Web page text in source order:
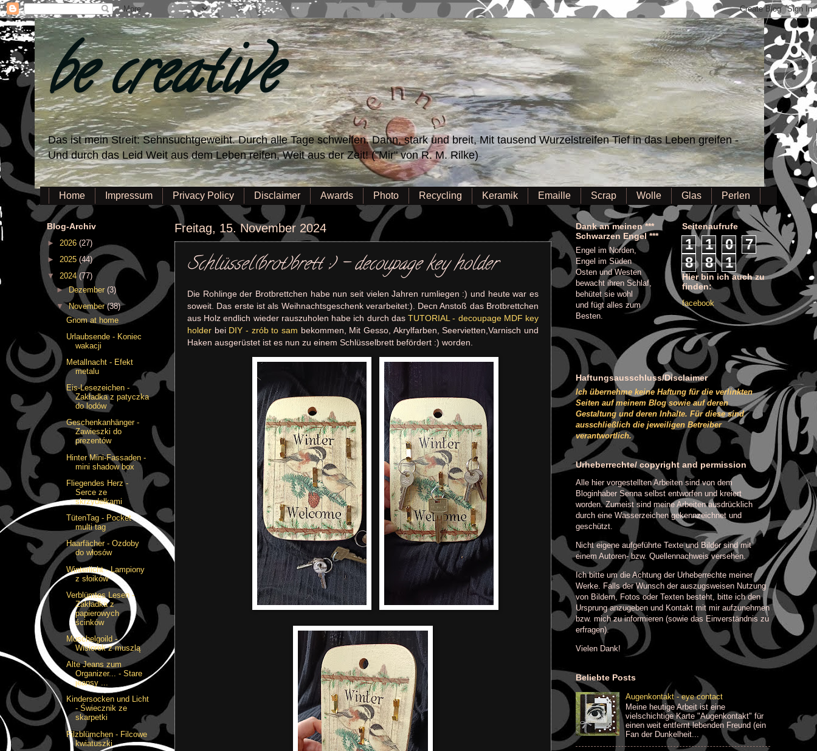
be creative
Das ist mein Streit: Sehnsuchtgeweiht. Durch alle Tage schweifen. Dann, stark und breit, Mit tausend Wurzelstreifen Tief in das Leben greifen -
Und durch das Leid Weit aus dem Leben reifen, Weit aus der Zeit! ("Mir" von R. M. Rilke)
Home Impressum Privacy Policy Disclaimer Awards Photo Recycling Keramik Emaille Scrap Wolle Glas Perlen
Freitag, 15. November 2024
Schlüssel(brot)brett :) - decoupage key holder
Die Rohlinge der Brotbrettchen habe nun seit vielen Jahren rumliegen :) und heute war es
soweit. Das erste ist als Weihnachtsgeschenk verarbeitet:). Decn Anstoß das Brotbrettchen
aus Holz endlich wieder rauszuholen habe ich durch dasTUTORIAL - decoupage MDF key
holder bei DIY - zrób to sam bekommen, Mit Gesso, Akrylfarben, Seervietten,Varnisch und
Haken ausgerüstet ist es nun zu einem Schlüsselbrett befördert :) worden.
Blog-Archiv
► 2026 (27)
► 2025 (44)
▼ 2024 (77)
►Dezember(3)
▼November(38)
Gnom at home
Urlaubsende - Koniec
wakacji
Metallnacht - Efekt
metalu
Eis-Lesezeichen -
Zakładka z patyczka
do lodów
Geschenkanhänger -
Zawieszki do
prezentów
Hinter Mini-Fassaden -
mini shadow box
Fliegendes Herz -
Serce ze
skrzydełkami
TütenTag - Pocket
multi tag
Haarfächer - Ozdoby
do włosów
Winterlicht - Lampiony
z słoików
Verblümtes Lesen -
Zakładka z
papierowych
ścinków
Muschelgoild -
Wisiorek z muszlą
Alte Jeans zum
Organizer... - Stare
jeansy ...
Kindersocken und Licht
- Świecznik ze
skarpetki
Filzblümchen - Filcowe
kwiatuszki
Dank an meinen ***
Schwarzen Engel ***
Engel im Norden,
Engel im Süden
Osten und Westen
bewacht ihren Schlaf,
behütet sie wohl
und fügt alles zum
Besten.
Seitenaufrufe
1 1 0
7
8
8 1
Hier bin ich auch zu
finden:
facebook
Haftungsausschluss/Disclaimer
Ich übernehme keine Haftung für die verlinkten
Seiten auf meinem Blog sowie auf deren
Gestaltung und deren Inhalte. Für diese sind
ausschließlich die jeweiligen Betreiber
verantwortlich.
Urheberrechte/ copyright and permission
Alle hier vorgestellten Arbeiten sind von dem
Bloginhaber Senna selbst entworfen und kreiert
worden. Zumeist sind meine Arbeiten ausdrücklich
durch eine Wasserzeichen gekennzeichnet und
geschützt.
Nicht eigene aufgeführte Texte und Bilder sind mit
einem Autoren- bzw. Quellennachweis versehen.
Ich bitte um die Achtung der Urheberrechte meiner
Werke. Falls der Wunsch der auszugsweisen Nutzung
von Bildern, Fotos oder Texten besteht, bitte ich den
Ursprung anzugeben und Kontakt mit mir aufzunehmen
bzw. mich zu informieren (sowie das Einverständnis zu
erfragen).
Vielen Dank!
Beliebte Posts
Augenkontakt - eye contact
Meine heutige Arbeit ist eine
vielschichtige Karte "Augenkontakt" für
einen weit entfernt lebenden Freund (ein
Fan der Dunkelheit...